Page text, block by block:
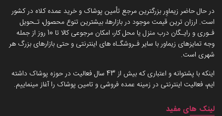
در حال حاضر زیماوِر بزرگترین مرجع تأمین پوشاک و خرید عمده کلاه در کشور
است. ارزان ترین قیمت موجود در بازارها، بیشترین تنوع محصول، تـحویل
فـوری و رایـگان درب منزل یا محل کار، امکان مرجوعی کالا تا 10 روز از جمله
وجه تمایزهای زیماور با سایر فـروشگـاه های اینترنتی و حتی بازارهای بزرگ هر
شهری است.
اینکه با پشتوانه و اعتباری که بیش از 43 سال فعالیت در حوزه پوشاک داشته
ایم، فعالیت اینترنتی در زمینه عمده فروشی و تامین پوشاک را آغاز مینماییم.
لینک های مفید